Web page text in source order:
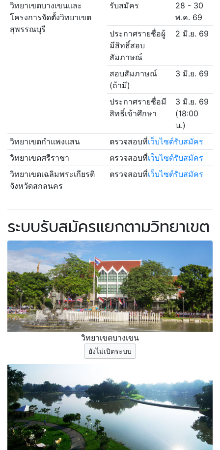
วิทยาเขตบางเขนและ
โครงการจัดตั้งวิทยาเขต
สุพรรณบุรี
รับสมัคร
28 - 30
พ.ค. 69
ประกาศรายชื่อผู้
มีสิทธิ์สอบ
สัมภาษณ์
2 มิ.ย. 69
สอบสัมภาษณ์
(ถ้ามี)
3 มิ.ย. 69
ประกาศรายชื่อมี
สิทธิ์เข้าศึกษา
3 มิ.ย. 69
(18:00
น.)
วิทยาเขตกำแพงแสน
ตรวจสอบที่เว็บไซต์รับสมัคร
วิทยาเขตศรีราชา
ตรวจสอบที่เว็บไซต์รับสมัคร
วิทยาเขตเฉลิมพระเกียรติ
จังหวัดสกลนคร
ตรวจสอบที่เว็บไซต์รับสมัคร
ระบบรับสมัครแยกตามวิทยาเขต
วิทยาเขตบางเขน
ยังไม่เปิดระบบ